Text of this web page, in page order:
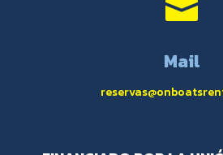

Mail